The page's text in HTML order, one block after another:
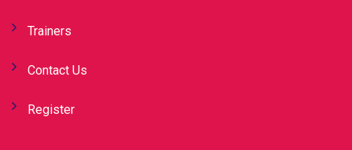
Trainers
Contact Us
Register